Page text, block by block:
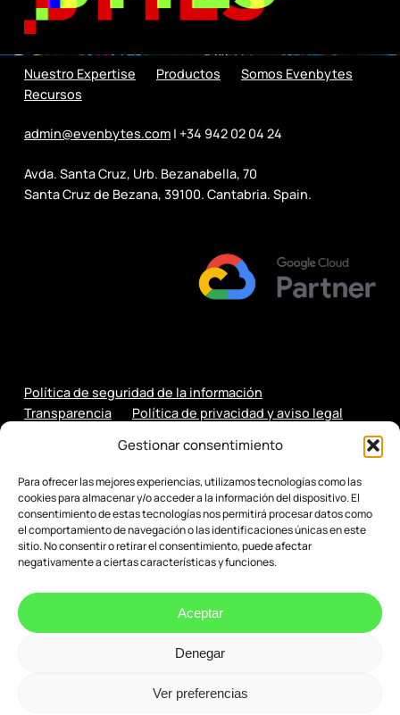
Gestionar consentimiento
Para ofrecer las mejores experiencias, utilizamos tecnologías como las
cookies para almacenar y/o acceder a la información del dispositivo. El
consentimiento de estas tecnologías nos permitirá procesar datos como
el comportamiento de navegación o las identificaciones únicas en este
sitio. No consentir o retirar el consentimiento, puede afectar
negativamente a ciertas características y funciones.
Aceptar
Denegar
Ver preferencias
Nuestro Expertise Productos
Somos Evenbytes
Recursos
admin@evenbytes.com| +34 942 02 04 24
Avda. Santa Cruz, Urb. Bezanabella, 70
Santa Cruz de Bezana, 39100. Cantabria. Spain.
Política de seguridad de la información
Transparencia
Política de privacidad y aviso legal
© 2026 Evenbytes. Evolución Digital.